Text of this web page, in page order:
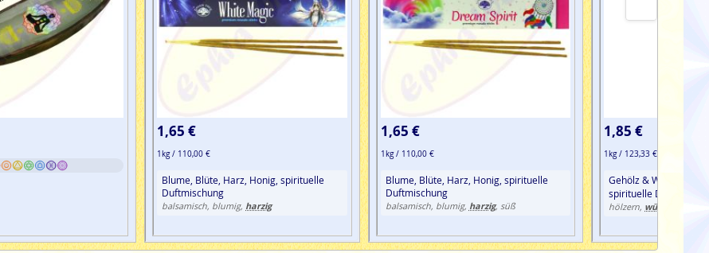
1,65 €
1kg / 110,00 €
Blume, Blüte, Harz, Honig, spirituelle
Duftmischung
balsamisch, blumig, harzig
1,65 €
1kg / 110,00 €
Blume, Blüte, Harz, Honig, spirituelle
Duftmischung
balsamisch, blumig, harzig, süß
1,85 €
1kg / 123,33 €
Gehölz & Wurzeln,
spirituelle
hölzern, würzig